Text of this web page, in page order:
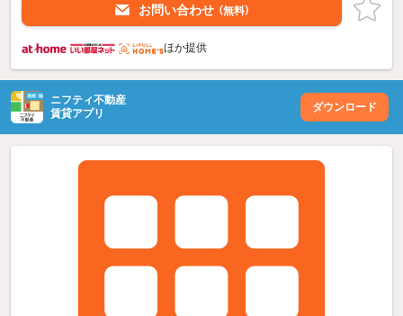
お問い合わせ （無料）
ほか提供
ニフティ不動産
賃貸アプリ
ダウンロード